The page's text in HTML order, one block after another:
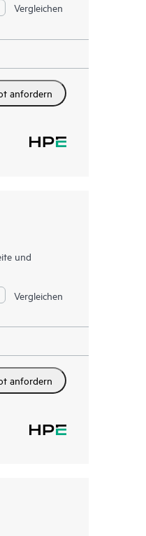
Vergleichen
anfordern
und
Vergleichen
anfordern